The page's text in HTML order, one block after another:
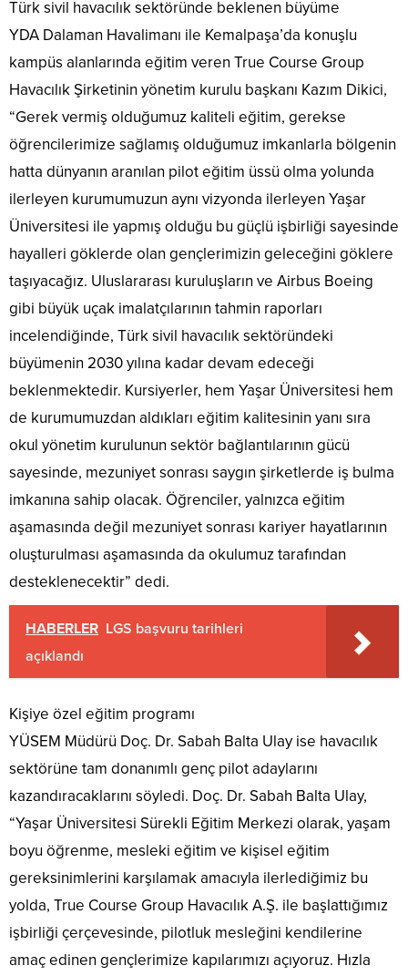
Türk sivil havacılık sektöründe beklenen büyüme
YDA Dalaman Havalimanı ile Kemalpaşa’da konuşlu
kampüs alanlarında eğitim veren True Course Group
Havacılık Şirketinin yönetim kurulu başkanı Kazım Dikici,
“Gerek vermiş olduğumuz kaliteli eğitim, gerekse
öğrencilerimize sağlamış olduğumuz imkanlarla bölgenin
hatta dünyanın aranılan pilot eğitim üssü olma yolunda
ilerleyen kurumumuzun aynı vizyonda ilerleyen Yaşar
Üniversitesi ile yapmış olduğu bu güçlü işbirliği sayesinde
hayalleri göklerde olan gençlerimizin geleceğini göklere
taşıyacağız. Uluslararası kuruluşların ve Airbus Boeing
gibi büyük uçak imalatçılarının tahmin raporları
incelendiğinde, Türk sivil havacılık sektöründeki
büyümenin 2030 yılına kadar devam edeceği
beklenmektedir. Kursiyerler, hem Yaşar Üniversitesi hem
de kurumumuzdan aldıkları eğitim kalitesinin yanı sıra
okul yönetim kurulunun sektör bağlantılarının gücü
sayesinde, mezuniyet sonrası saygın şirketlerde iş bulma
imkanına sahip olacak. Öğrenciler, yalnızca eğitim
aşamasında değil mezuniyet sonrası kariyer hayatlarının
oluşturulması aşamasında da okulumuz tarafından
desteklenecektir” dedi.
HABERLER LGS başvuru tarihleri
açıklandı
Kişiye özel eğitim programı
YÜSEM Müdürü Doç. Dr. Sabah Balta Ulay ise havacılık
sektörüne tam donanımlı genç pilot adaylarını
kazandıracaklarını söyledi. Doç. Dr. Sabah Balta Ulay,
“Yaşar Üniversitesi Sürekli Eğitim Merkezi olarak, yaşam
boyu öğrenme, mesleki eğitim ve kişisel eğitim
gereksinimlerini karşılamak amacıyla ilerlediğimiz bu
yolda, True Course Group Havacılık A.Ş. ile başlattığımız
işbirliği çerçevesinde, pilotluk mesleğini kendilerine
amaç edinen gençlerimize kapılarımızı açıyoruz. Hızla